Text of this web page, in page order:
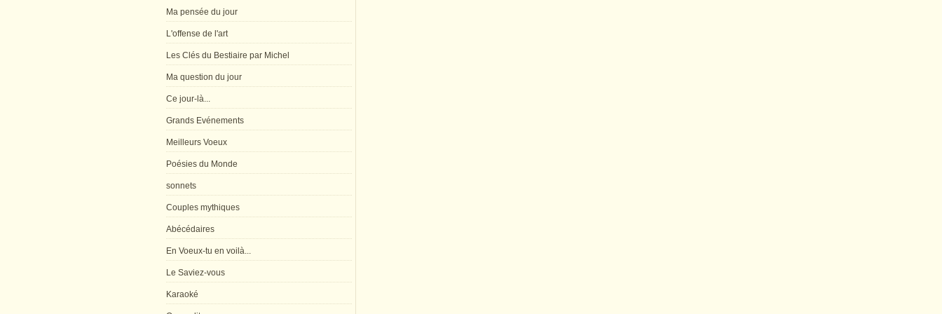
Ma pensée du jour
L'offense de l'art
Les Clés du Bestiaire par Michel
Ma question du jour
Ce jour-là...
Grands Evénements
Meilleurs Voeux
Poésies du Monde
sonnets
Couples mythiques
Abécédaires
En Voeux-tu en voilà...
Le Saviez-vous
Karaoké